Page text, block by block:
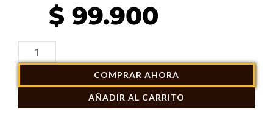
$ 99.900
Perfume
Pour
Homme
COMPRAR AHORA
AÑADIR AL CARRITO